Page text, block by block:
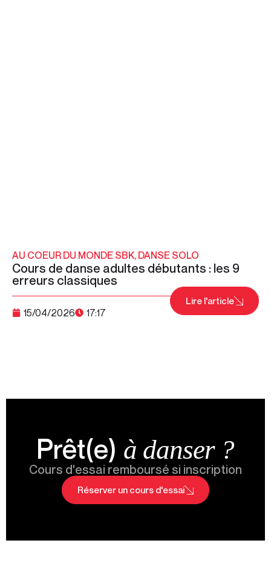
AU COEUR DU MONDE SBK, DANSE SOLO
Cours de danse adultes débutants : les 9
erreurs classiques
15/04/2026 17:17
Lire l'article
Prêt(e) à danser ?
Cours d'essai remboursé si inscription
Réserver un cours d'essai